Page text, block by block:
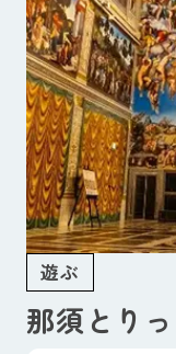
遊ぶ
那須とり